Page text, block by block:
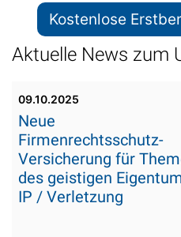
Kostenlose
Aktuelle News zum
09.10.2025
Neue
Firmenrechtsschutz-
Versicherung für
des geistigen
IP / Verletzung